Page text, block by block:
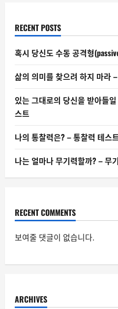
고?
RECENT POSTS
혹시 당신도 수동 공격형
삶의 의미를 찾으려 하지 마라
있는 그대로의 당신을 받아들
스트
나의 통찰력은? – 통찰력 테스
나는 얼마나 무기력할까? – 무
RECENT COMMENTS
보여줄 댓글이 없습니다.
ARCHIVES